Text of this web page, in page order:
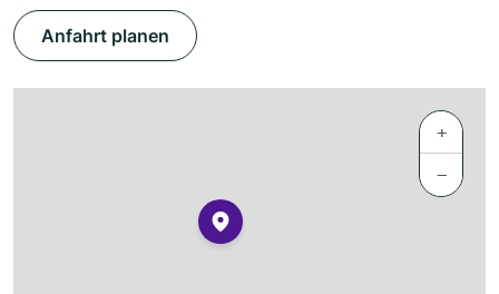
Anfahrt planen
+
−